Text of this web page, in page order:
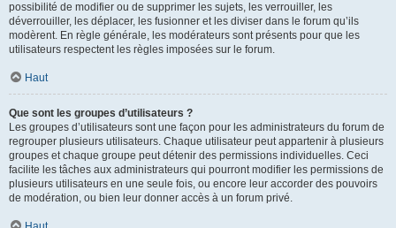
possibilité de modifier ou de supprimer les sujets, les verrouiller, les
déverrouiller, les déplacer, les fusionner et les diviser dans le forum qu’ils
modèrent. En règle générale, les modérateurs sont présents pour que les
utilisateurs respectent les règles imposées sur le forum.
Haut
Que sont les groupes d’utilisateurs ?
Les groupes d’utilisateurs sont une façon pour les administrateurs du forum de
regrouper plusieurs utilisateurs. Chaque utilisateur peut appartenir à plusieurs
groupes et chaque groupe peut détenir des permissions individuelles. Ceci
facilite les tâches aux administrateurs qui pourront modifier les permissions de
plusieurs utilisateurs en une seule fois, ou encore leur accorder des pouvoirs
de modération, ou bien leur donner accès à un forum privé.